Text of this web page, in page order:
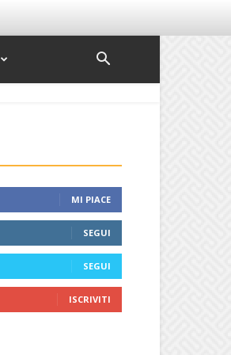
MI PIACE
SEGUI
SEGUI
ISCRIVITI